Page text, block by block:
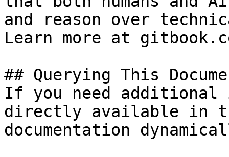
and reason over
Learn more at
## Querying This
If you need
directly available in
documentation